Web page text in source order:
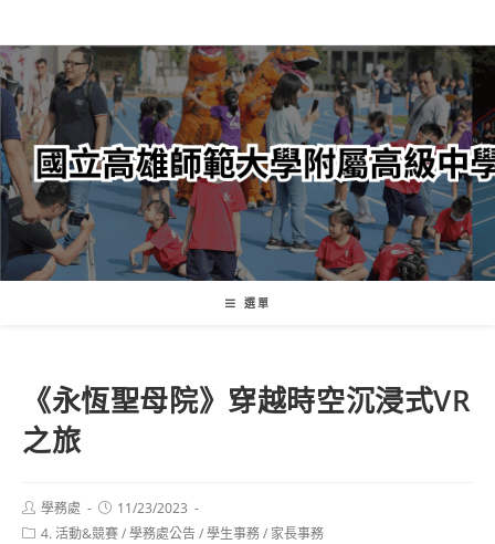
轉
至
主
內
容
選單
《永恆聖母院》穿越時空沉浸式VR
之旅
Post
author:
學務處
Post
published:
11/23/2023
Post4. 活動&競賽/學務處公告/學生事務/ 家長事務